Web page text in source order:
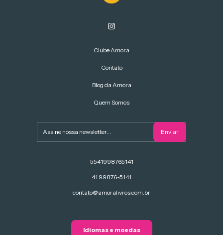
Clube Amora
Contato
Blog da Amora
Quem Somos
5541998765141
41 99876-5141
contato@amoralivros.com.br
Idiomas e moedas